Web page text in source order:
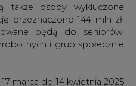
także osoby wykluczone
przeznaczono 144 mln zł.
będą do seniorów,
i grup społecznie
marca do 14 kwietnia 2025